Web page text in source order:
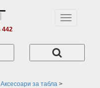
442
Toggle
Аксесоари за табла >